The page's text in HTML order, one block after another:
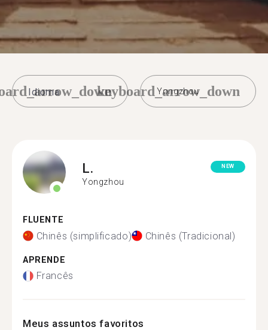
Yongzhou
keyboard_arrow_down
L.
Yongzhou
NEW
FLUENTE
Chinês (simplificado) Chinês (Tradicional)
APRENDE
Francês
Meus assuntos favoritos